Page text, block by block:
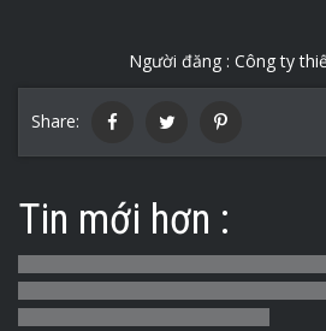
Người đăng : Công ty
Share:
Tin mới hơn :